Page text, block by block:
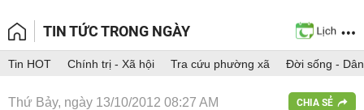
TIN TỨC TRONG NGÀY
Tin HOT Chính trị - Xã hội Tra cứu phường xã Đời sống -
Thứ Bảy, ngày 13/10/2012 08:27 AM CHIA SẺ